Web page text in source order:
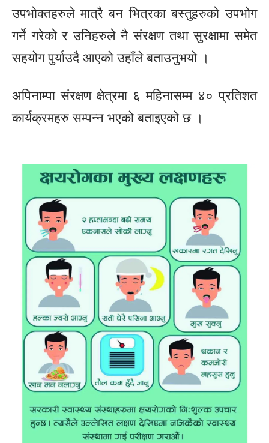
उपभोक्तहरुले मात्रै बन भित्रका बस्तुहरुको उपभोग
गर्ने गरेको र उनिहरुले नै संरक्षण तथा सुरक्षामा समेत
सहयोग पुर्याउदै आएको उहाँले बताउनुभयो ।
अपिनाम्पा संरक्षण क्षेत्रमा ६ महिनासम्म ४० प्रतिशत
कार्यक्रमहरु सम्पन्न भएको बताइएको छ ।